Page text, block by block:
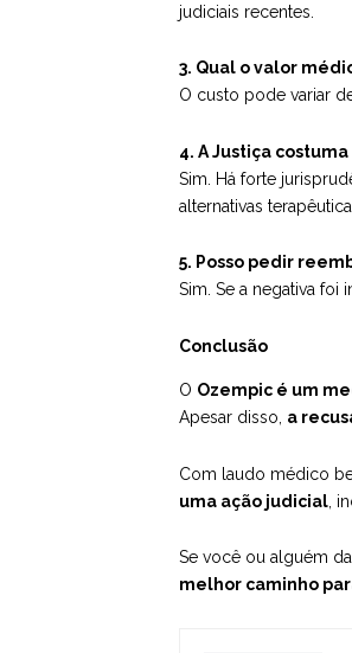
judiciais recentes.
3. Qual o valor
O custo pode variar
4. A Justiça
Sim. Há forte
alternativas
5. Posso pedir
Sim. Se a negativa
Conclusão
O Ozempic é um
Apesar disso, a
Com laudo médico
uma ação judicial,
Se você ou alguém
melhor caminho